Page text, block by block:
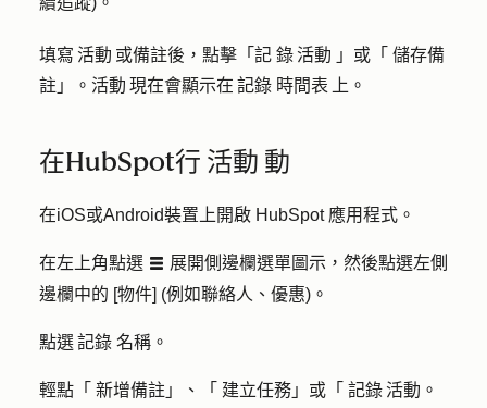
填寫 活動 或備註後，點擊「記 錄 活動 」或「 儲存備
註」。活動 現在會顯示在 記錄 時間表 上。
在HubSpot行 活動 動
在iOS或Android裝置上開啟 HubSpot 應用程式。
在左上角點選 listViewIcon 展開側邊欄選單圖示，然後點選左側
邊欄中的 [物件] (例如聯絡人、優惠)。
點選 記錄 名稱。
輕點「 新增備註」、「 建立任務」或「 記錄 活動。